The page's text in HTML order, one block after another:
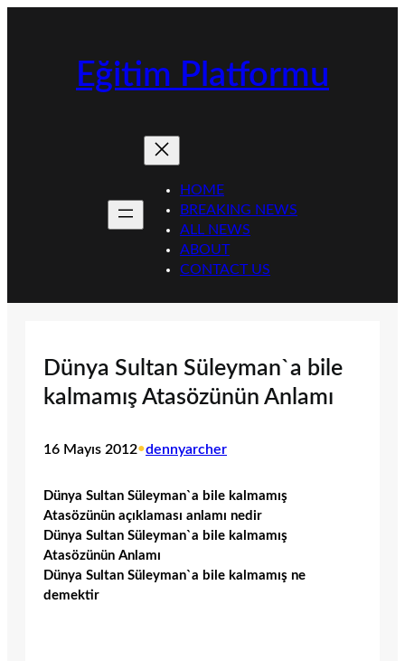
Eğitim Platformu
HOME
BREAKING NEWS
ALL NEWS
ABOUT
CONTACT US
Dünya Sultan Süleyman`a bile
kalmamış Atasözünün Anlamı
16 Mayıs 2012•dennyarcher
Dünya Sultan Süleyman`a bile kalmamış
Atasözünün açıklaması anlamı nedir
Dünya Sultan Süleyman`a bile kalmamış
Atasözünün Anlamı
Dünya Sultan Süleyman`a bile kalmamış ne
demektir